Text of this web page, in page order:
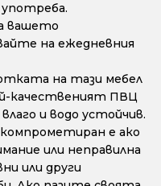
вашето
на ежедневния
на тази мебел
качественият ПВЦ
и водо устойчив.
е ако
или неправилна
или други